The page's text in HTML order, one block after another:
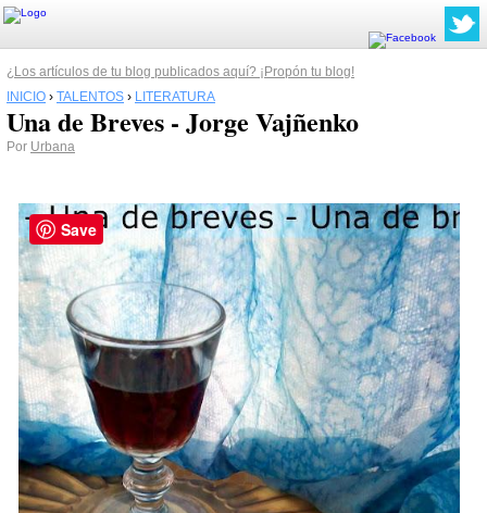
¿Los artículos de tu blog publicados aquí? ¡Propón tu blog!
INICIO › TALENTOS › LITERATURA
Una de Breves - Jorge Vajñenko
Por Urbana
Save